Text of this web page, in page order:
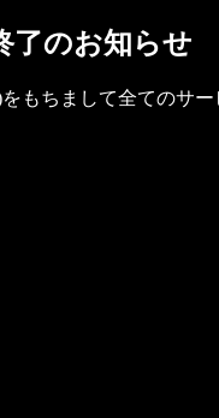
了のお知らせ
もちまして全てのサ